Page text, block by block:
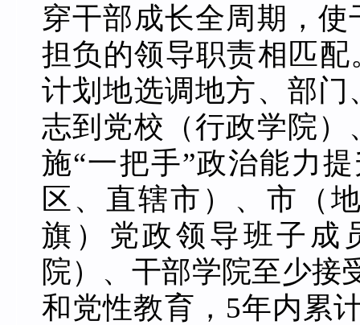
穿干部成长全周期，
担负的领导职责相匹
计划地选调地方、部
志到党校（行政学院
施“一把手”政治能力
区、直辖市）、市（
旗）党政领导班子成
院）、干部学院至少接
和党性教育，5年内累